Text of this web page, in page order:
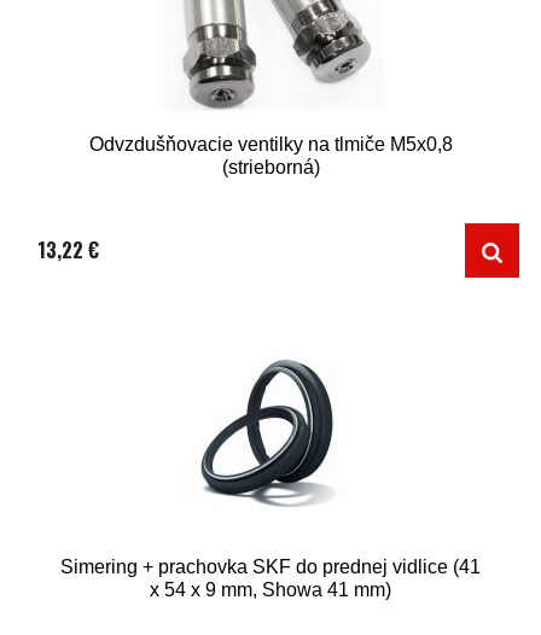
Odvzdušňovacie ventilky na tlmiče M5x0,8
(strieborná)
13,22 €
Simering + prachovka SKF do prednej vidlice (41
x 54 x 9 mm, Showa 41 mm)